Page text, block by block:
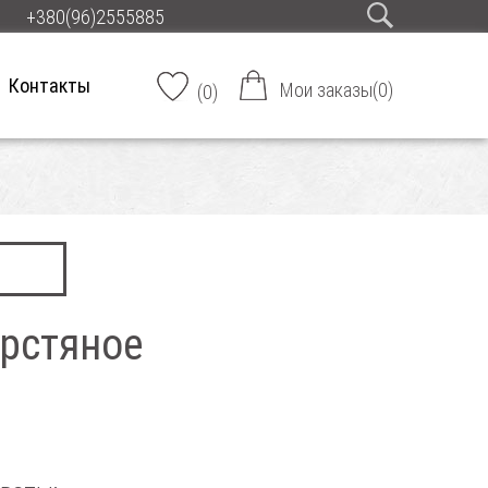
+380(96)2555885
Контакты (0) Мои заказы(0)